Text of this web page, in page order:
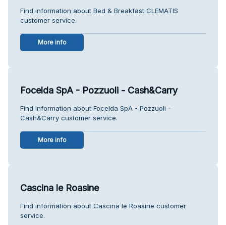
Find information about Bed & Breakfast CLEMATIS
customer service.
More info
Focelda SpA - Pozzuoli - Cash&Carry
Find information about Focelda SpA - Pozzuoli -
Cash&Carry customer service.
More info
Cascina le Roasine
Find information about Cascina le Roasine customer
service.